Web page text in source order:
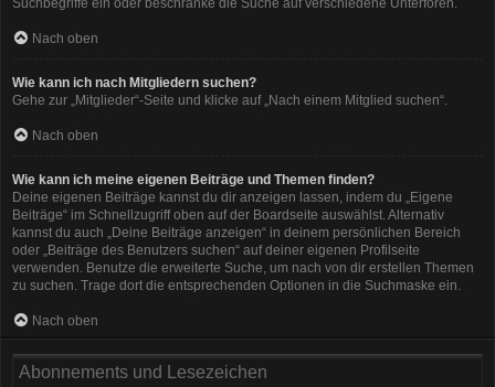
Suchbegriffe ein oder beschränke die Suche auf verschiedene Unterforen.
Nach oben
Wie kann ich nach Mitgliedern suchen?
Gehe zur „Mitglieder“-Seite und klicke auf „Nach einem Mitglied suchen“.
Nach oben
Wie kann ich meine eigenen Beiträge und Themen finden?
Deine eigenen Beiträge kannst du dir anzeigen lassen, indem du „Eigene
Beiträge“ im Schnellzugriff oben auf der Boardseite auswählst. Alternativ
kannst du auch „Deine Beiträge anzeigen“ in deinem persönlichen Bereich
oder „Beiträge des Benutzers suchen“ auf deiner eigenen Profilseite
verwenden. Benutze die erweiterte Suche, um nach von dir erstellen Themen
zu suchen. Trage dort die entsprechenden Optionen in die Suchmaske ein.
Nach oben
Abonnements und Lesezeichen